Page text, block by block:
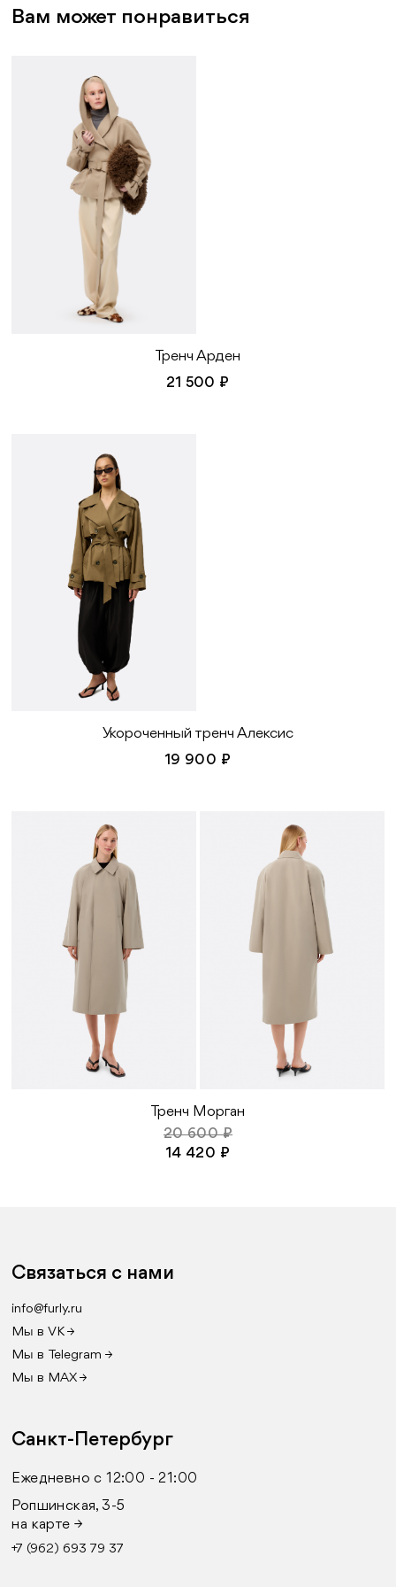
Вам может понравиться
Тренч Арден
21 500 ₽
Укороченный тренч Алексис
19 900 ₽
Тренч Морган
20 600 ₽
14 420 ₽
Связаться с нами
info@furly.ru
Мы в VK →
Мы в Telegram →
Мы в MAX →
Санкт-Петербург
Ежедневно с 12:00 - 21:00
Ропшинская, 3-5
на карте →
+7 (962) 693 79 37